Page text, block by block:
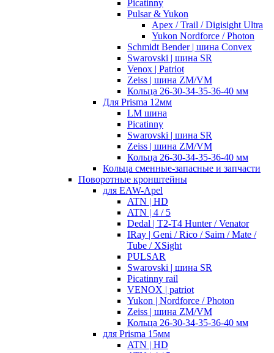
Picatinny
Pulsar & Yukon
Apex / Trail / Digisight Ultra
Yukon Nordforce / Photon
Schmidt Bender | шина Convex
Swarovski | шина SR
Venox | Patriot
Zeiss | шина ZM/VM
Кольца 26-30-34-35-36-40 мм
Для Prisma 12мм
LM шина
Picatinny
Swarovski | шина SR
Zeiss | шина ZM/VM
Кольца 26-30-34-35-36-40 мм
Кольца сменные-запасные и запчасти
Поворотные кронштейны
для EAW-Apel
ATN | HD
ATN | 4 / 5
Dedal | T2-T4 Hunter / Venator
IRay | Geni / Rico / Saim / Mate /
Tube / XSight
PULSAR
Swarovski | шина SR
Picatinny rail
VENOX | patriot
Yukon | Nordforce / Photon
Zeiss | шина ZM/VM
Кольца 26-30-34-35-36-40 мм
для Prisma 15мм
ATN | HD